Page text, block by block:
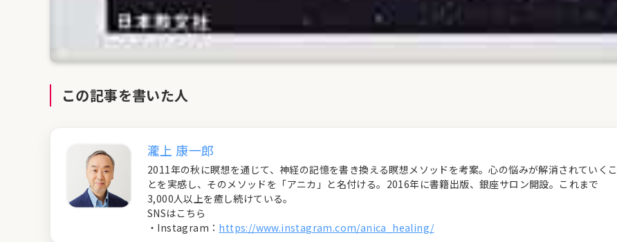
この記事を書いた人
瀧上 康一郎
2011年の秋に瞑想を通じて、神経の記憶を書き換える瞑想メソッドを考案。心の悩みが解消されていくこ
とを実感し、そのメソッドを「アニカ」と名付ける。2016年に書籍出版、銀座サロン開設。これまで
3,000人以上を癒し続けている。
SNSはこちら
・Instagram： https://www.instagram.com/anica_healing/